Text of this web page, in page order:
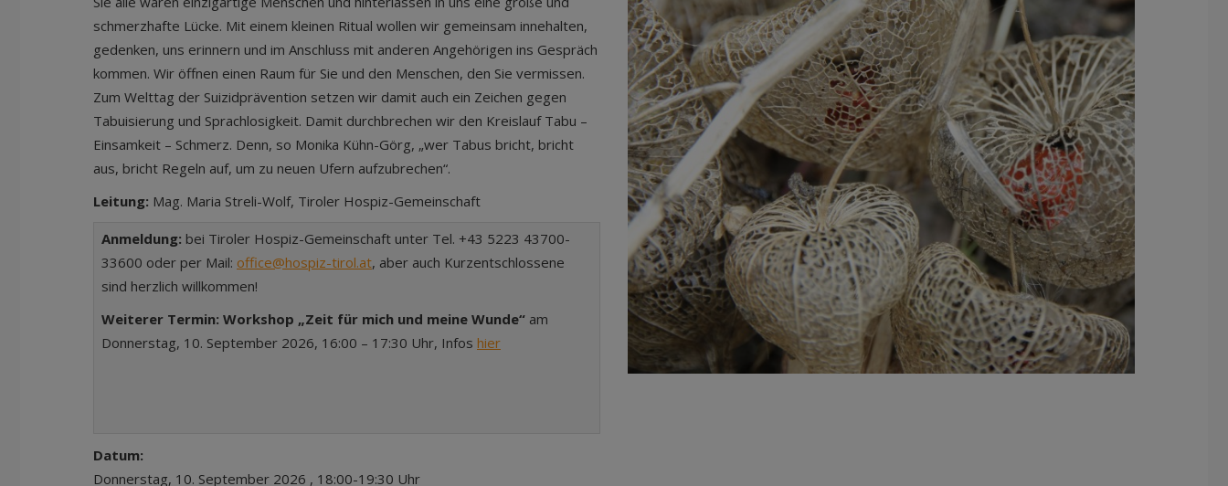
schmerzhafte Lücke. Mit einem kleinen Ritual wollen wir gemeinsam innehalten,
gedenken, uns erinnern und im Anschluss mit anderen Angehörigen ins Gespräch
kommen. Wir öffnen einen Raum für Sie und den Menschen, den Sie vermissen.
Zum Welttag der Suizidprävention setzen wir damit auch ein Zeichen gegen
Tabuisierung und Sprachlosigkeit. Damit durchbrechen wir den Kreislauf Tabu –
Einsamkeit – Schmerz. Denn, so Monika Kühn-Görg, „wer Tabus bricht, bricht
aus, bricht Regeln auf, um zu neuen Ufern aufzubrechen“.
Leitung: Mag. Maria Streli-Wolf, Tiroler Hospiz-Gemeinschaft
Anmeldung: bei Tiroler Hospiz-Gemeinschaft unter Tel. +43 5223 43700-
33600 oder per Mail: office@hospiz-tirol.at, aber auch Kurzentschlossene
sind herzlich willkommen!
Weiterer Termin: Workshop „Zeit für mich und meine Wunde“ am
Donnerstag, 10. September 2026, 16:00 – 17:30 Uhr, Infos hier
Datum:
Donnerstag, 10. September 2026 , 18:00-19:30 Uhr